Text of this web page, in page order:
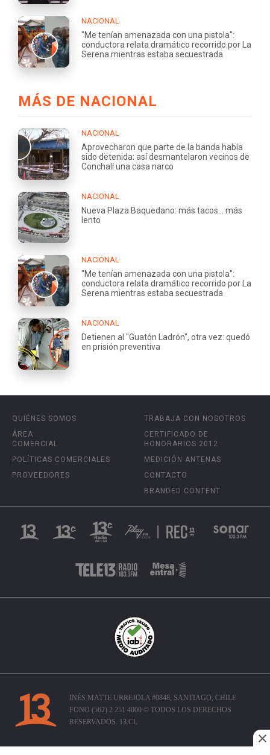
NACIONAL
"Me tenían amenazada con una pistola":
conductora relata dramático recorrido por La
Serena mientras estaba secuestrada
MÁS DE NACIONAL
NACIONAL
Aprovecharon que parte de la banda había
sido detenida: así desmantelaron vecinos de
Conchalí una casa narco
NACIONAL
Nueva Plaza Baquedano: más tacos... más
lento
NACIONAL
"Me tenían amenazada con una pistola":
conductora relata dramático recorrido por La
Serena mientras estaba secuestrada
NACIONAL
Detienen al "Guatón Ladrón", otra vez: quedó
en prisión preventiva
QUIÉNES SOMOS
ÁREA
COMERCIAL
POLÍTICAS COMERCIALES
PROVEEDORES
TRABAJA CON NOSOTROS
CERTIFICADO DE
HONORARIOS 2012
MEDICIÓN ANTENAS
CONTACTO
BRANDED CONTENT
INÉS MATTE URREJOLA #0848, SANTIAGO, CHILE
FONO (562) 2 251 4000 © TODOS LOS DERECHOS
RESERVADOS. 13.CL